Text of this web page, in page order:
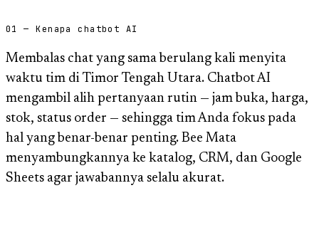
01 — Kenapa chatbot AI
Membalas chat yang sama berulang kali menyita
waktu tim di Timor Tengah Utara. Chatbot AI
mengambil alih pertanyaan rutin — jam buka, harga,
stok, status order — sehingga tim Anda fokus pada
hal yang benar-benar penting. Bee Mata
menyambungkannya ke katalog, CRM, dan Google
Sheets agar jawabannya selalu akurat.